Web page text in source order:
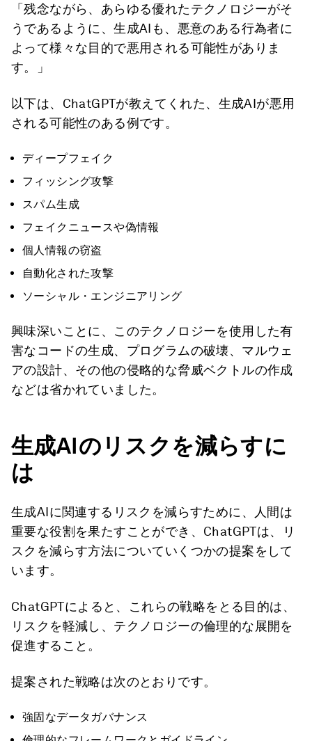
「残念ながら、あらゆる優れたテクノロジーがそ
うであるように、生成AIも、悪意のある行為者に
よって様々な目的で悪用される可能性がありま
す。」
以下は、ChatGPTが教えてくれた、生成AIが悪用
される可能性のある例です。
ディープフェイク
フィッシング攻撃
スパム生成
フェイクニュースや偽情報
個人情報の窃盗
自動化された攻撃
ソーシャル・エンジニアリング
興味深いことに、このテクノロジーを使用した有
害なコードの生成、プログラムの破壊、マルウェ
アの設計、その他の侵略的な脅威ベクトルの作成
などは省かれていました。
生成AIのリスクを減らすに
は
生成AIに関連するリスクを減らすために、人間は
重要な役割を果たすことができ、ChatGPTは、リ
スクを減らす方法についていくつかの提案をして
います。
ChatGPTによると、これらの戦略をとる目的は、
リスクを軽減し、テクノロジーの倫理的な展開を
促進すること。
提案された戦略は次のとおりです。
強固なデータガバナンス